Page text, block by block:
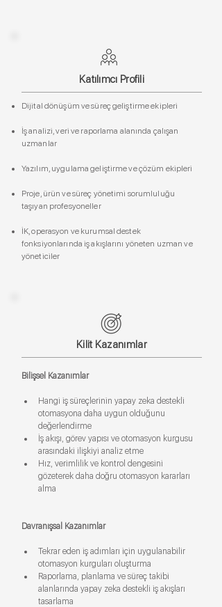
Katılımcı Profili
Dijital dönüşüm ve süreç geliştirme ekipleri
İş analizi, veri ve raporlama alanında çalışan
uzmanlar
Yazılım, uygulama geliştirme ve çözüm ekipleri
Proje, ürün ve süreç yönetimi sorumluluğu
taşıyan profesyoneller
İK, operasyon ve kurumsal destek
fonksiyonlarında iş akışlarını yöneten uzman ve
yöneticiler
Kilit Kazanımlar
Bilişsel Kazanımlar
Hangi iş süreçlerinin yapay zeka destekli
otomasyona daha uygun olduğunu
değerlendirme
İş akışı, görev yapısı ve otomasyon kurgusu
arasındaki ilişkiyi analiz etme
Hız, verimlilik ve kontrol dengesini
gözeterek daha doğru otomasyon kararları
alma
Davranışsal Kazanımlar
Tekrar eden iş adımları için uygulanabilir
otomasyon kurguları oluşturma
Raporlama, planlama ve süreç takibi
alanlarında yapay zeka destekli iş akışları
tasarlama